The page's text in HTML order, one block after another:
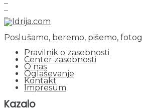
Poslušamo, beremo, pišemo,
Pravilnik o zasebnosti
Center zasebnosti
O nas
Oglaševanje
Kontakt
Impresum
Kazalo